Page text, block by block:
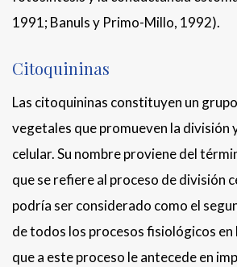
1991; Banuls y Primo-Millo, 1992).
Citoquininas
Las citoquininas constituyen un
vegetales que promueven la división
celular. Su nombre proviene del
que se refiere al proceso de división
podría ser considerado como el
de todos los procesos fisiológicos en
que a este proceso le antecede en